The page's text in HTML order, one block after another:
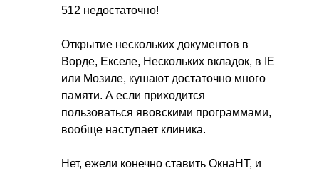
512 недостаточно!
Открытие нескольких документов в
Ворде, Екселе, Нескольких вкладок, в IE
или Мозиле, кушают достаточно много
памяти. А если приходится
пользоваться явовскими программами,
вообще наступает клиника.
Нет, ежели конечно ставить ОкнаНТ, и